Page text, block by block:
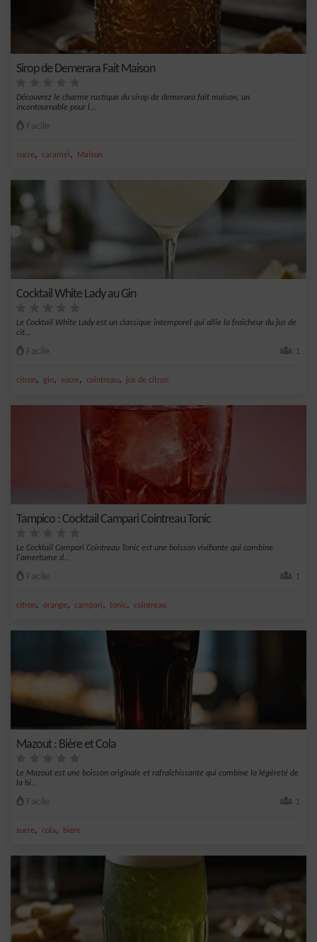
Sirop de Demerara Fait Maison
Découvrez le charme rustique du sirop de demerara fait maison, un
incontournable pour l...
Facile
sucre, caramel , Maison
Cocktail White Lady au Gin
Le Cocktail White Lady est un classique intemporel qui allie la fraîcheur du jus de
cit...
Facile 1
citron, gin, sucre, cointreau, jus de citron
Tampico : Cocktail Campari Cointreau Tonic
Le Cocktail Campari Cointreau Tonic est une boisson vivifiante qui combine
l'amertume d...
Facile 1
citron, orange, campari, tonic, cointreau
Mazout : Bière et Cola
Le Mazout est une boisson originale et rafraîchissante qui combine la légèreté de
la bi...
Facile 1
sucre, cola, biere